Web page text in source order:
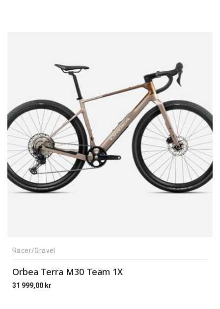
Racer/Gravel
Orbea Terra M30 Team 1X
31 999,00 kr